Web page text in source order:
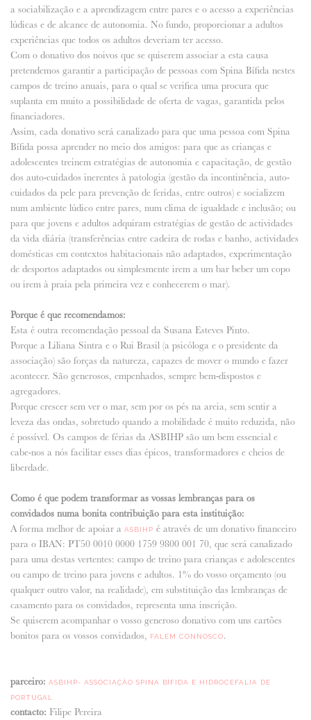
a sociabilização e a aprendizagem entre pares e o acesso a experiências
lúdicas e de alcance de autonomia. No fundo, proporcionar a adultos
experiências que todos os adultos deveriam ter acesso.
Com o donativo dos noivos que se quiserem associar a esta causa
pretendemos garantir a participação de pessoas com Spina Bífida nestes
campos de treino anuais, para o qual se verifica uma procura que
suplanta em muito a possibilidade de oferta de vagas, garantida pelos
financiadores.
Assim, cada donativo será canalizado para que uma pessoa com Spina
Bífida possa aprender no meio dos amigos: para que as crianças e
adolescentes treinem estratégias de autonomia e capacitação, de gestão
dos auto-cuidados inerentes à patologia (gestão da incontinência, auto-
cuidados da pele para prevenção de feridas, entre outros) e socializem
num ambiente lúdico entre pares, num clima de igualdade e inclusão; ou
para que jovens e adultos adquiram estratégias de gestão de actividades
da vida diária (transferências entre cadeira de rodas e banho, actividades
domésticas em contextos habitacionais não adaptados, experimentação
de desportos adaptados ou simplesmente irem a um bar beber um copo
ou irem à praia pela primeira vez e conhecerem o mar).
Porque é que recomendamos:
Esta é outra recomendação pessoal da Susana Esteves Pinto.
Porque a Liliana Sintra e o Rui Brasil (a psicóloga e o presidente da
associação) são forças da natureza, capazes de mover o mundo e fazer
acontecer. São generosos, empenhados, sempre bem-dispostos e
agregadores.
Porque crescer sem ver o mar, sem por os pés na areia, sem sentir a
leveza das ondas, sobretudo quando a mobilidade é muito reduzida, não
é possível. Os campos de férias da ASBIHP são um bem essencial e
cabe-nos a nós facilitar esses dias épicos, transformadores e cheios de
liberdade.
Como é que podem transformar as vossas lembranças para os
convidados numa bonita contribuição para esta instituição:
A forma melhor de apoiar a ASBIHP é através de um donativo financeiro
para o IBAN: PT50 0010 0000 1759 9800 001 70, que será canalizado
para uma destas vertentes: campo de treino para crianças e adolescentes
ou campo de treino para jovens e adultos. 1% do vosso orçamento (ou
qualquer outro valor, na realidade), em substituição das lembranças de
casamento para os convidados, representa uma inscrição.
Se quiserem acompanhar o vosso generoso donativo com uns cartões
bonitos para os vossos convidados,
FALEM CONNOSCO.
parceiro: ASBIHP- ASSOCIAÇÃO SPINA BÍFIDA E HIDROCEFALIA DE
PORTUGAL
contacto: Filipe Pereira